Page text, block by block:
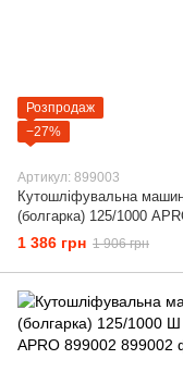
Розпродаж
−27%
Артикул: 899003
Кутошліфувальна
(болгарка) 125/1000
889003
1 386 грн 1 906 грн